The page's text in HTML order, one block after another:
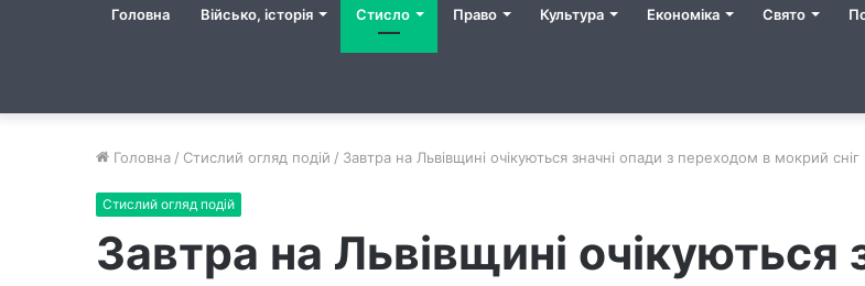
Головна Військо, історія Стисло Право Культура Економіка Свято
Головна / Стислий огляд подій / Завтра на Львівщині очікуються значні опади з переходом в мокрий сніг
Стислий огляд подій
Завтра на Львівщині очікуються